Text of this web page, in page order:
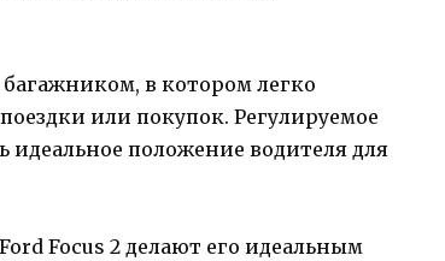
в котором легко
или покупок. Регулируемое
идеальное положение водителя для
Focus 2 делают его идеальным